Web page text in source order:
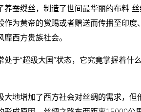
养蚕缫丝，制造了世间最华丽的布料-
作为黄帝的赏赐或者赠送而传播至印
西方贵族社会。
大地增加了西方社会对丝绸的需求，